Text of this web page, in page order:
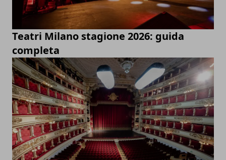
Teatri Milano stagione 2026: guida
completa